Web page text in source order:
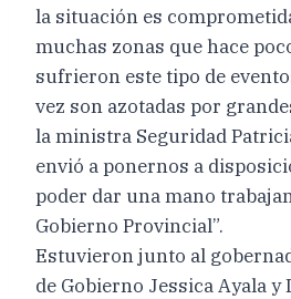
la situación es
muchas zonas que hace
sufrieron este tipo de
vez son azotadas por
la ministra Seguridad
envió a ponernos a
poder dar una mano
Gobierno Provincial”.
Estuvieron junto al
de Gobierno Jessica Ayala y